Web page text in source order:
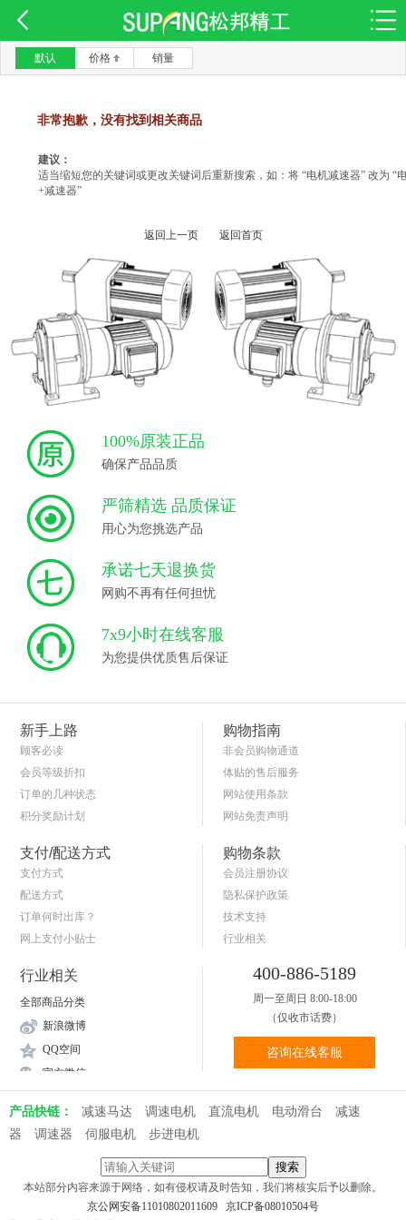
默认 价格 销量
非常抱歉，没有找到相关商品
建议：
适当缩短您的关键词或更改关键词后重新搜索，如：将 “电机减速器” 改为 “
+减速器”
返回上一页 返回首页
100%原装正品
确保产品品质
严筛精选 品质保证
用心为您挑选产品
承诺七天退换货
网购不再有任何担忧
7x9小时在线客服
为您提供优质售后保证
新手上路
顾客必读
会员等级折扣
订单的几种状态
积分奖励计划
购物指南
非会员购物通道
体贴的售后服务
网站使用条款
网站免责声明
支付/配送方式
支付方式
配送方式
订单何时出库？
网上支付小贴士
购物条款
会员注册协议
隐私保护政策
技术支持
行业相关
行业相关
全部商品分类
新浪微博
QQ空间
官方微信
400-886-5189
周一至周日 8:00-18:00
（仅收市话费）
咨询在线客服
产品快链： 减速马达 调速电机 直流电机 电动滑台
减速
器
调速器 伺服电机 步进电机
本站部分内容来源于网络，如有侵权请及时告知，我们将核实后予以删除。
京公网安备11010802011609 京ICP备08010504号